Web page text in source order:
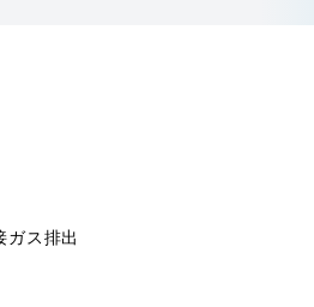
ガス排出